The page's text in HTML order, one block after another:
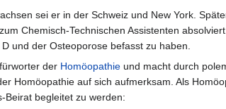
sei er in der Schweiz und New York.
Chemisch-Technischen Assistenten
und der Osteoporose befasst zu haben.
der Homöopathie und macht durch
Homöopathie auf sich aufmerksam. Als
Beirat begleitet zu werden: